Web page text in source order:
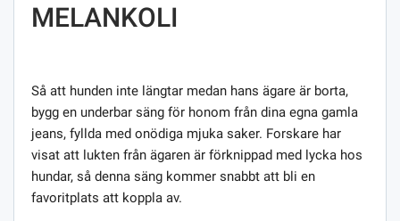
MELANKOLI
Så att hunden inte längtar medan hans ägare är borta,
bygg en underbar säng för honom från dina egna gamla
jeans, fyllda med onödiga mjuka saker. Forskare har
visat att lukten från ägaren är förknippad med lycka hos
hundar, så denna säng kommer snabbt att bli en
favoritplats att koppla av.